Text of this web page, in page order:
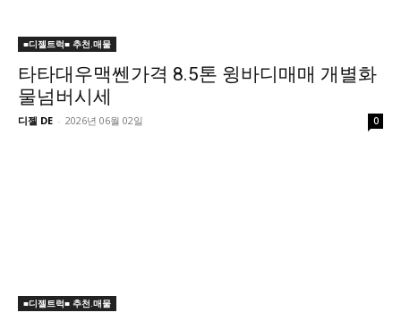
■디젤트럭■ 추천.매물
타타대우맥쎈가격 8.5톤 윙바디매매 개별화
물넘버시세
디젤 DE - 2026년 06월 02일 0
■디젤트럭■ 추천.매물